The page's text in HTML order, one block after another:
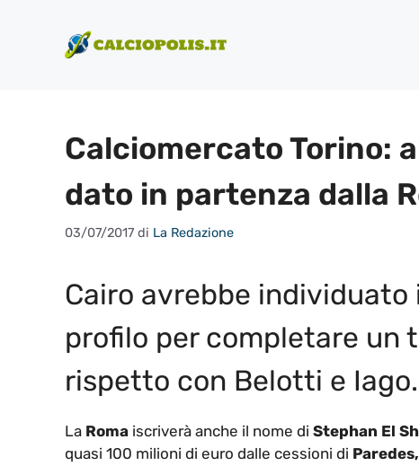
contenuto
Calciomercato Torino:
dato in partenza dalla
03/07/2017 di La Redazione
Cairo avrebbe
profilo per completare
rispetto con Belotti e Iago.
La Roma iscriverà anche il nome di Stephan El
quasi 100 milioni di euro dalle cessioni di